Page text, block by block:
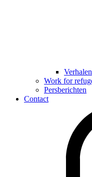
Verhalen
Work for
Persberichten
Contact